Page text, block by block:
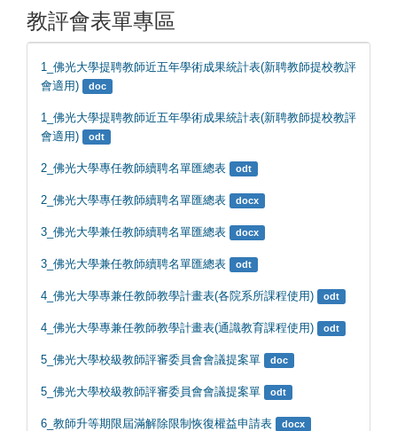
教評會表單專區
1_佛光大學提聘教師近五年學術成果統計表(新聘教師提校教評
會適用)
doc
1_佛光大學提聘教師近五年學術成果統計表(新聘教師提校教評
會適用)
odt
2_佛光大學專任教師續聘名單匯總表 odt
2_佛光大學專任教師續聘名單匯總表 docx
3_佛光大學兼任教師續聘名單匯總表 docx
3_佛光大學兼任教師續聘名單匯總表 odt
4_佛光大學專兼任教師教學計畫表(各院系所課程使用) odt
4_佛光大學專兼任教師教學計畫表(通識教育課程使用) odt
5_佛光大學校級教師評審委員會會議提案單 doc
5_佛光大學校級教師評審委員會會議提案單 odt
6_教師升等期限屆滿解除限制恢復權益申請表 docx